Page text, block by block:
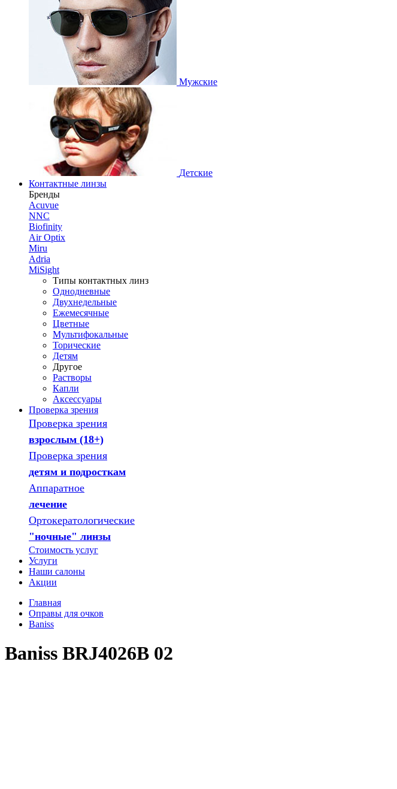
Мужские
Детские
Контактные линзы
Бренды
Acuvue
NNC
Biofinity
Air Optix
Miru
Adria
MiSight
Типы контактных линз
Однодневные
Двухнедельные
Ежемесячные
Цветные
Мультифокальные
Торические
Детям
Другое
Растворы
Капли
Аксессуары
Проверка зрения
Проверка зрения
взрослым (18+)
Проверка зрения
детям и подросткам
Аппаратное
лечение
Ортокератологические
"ночные" линзы
Стоимость услуг
Услуги
Наши салоны
Акции
Главная
Оправы для очков
Baniss
Baniss BRJ4026B 02